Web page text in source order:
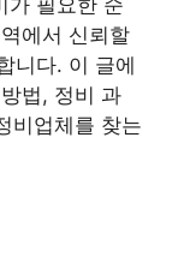
가 필요한 순
에서 신뢰할
니다. 이 글에
법, 정비 과
비업체를 찾는